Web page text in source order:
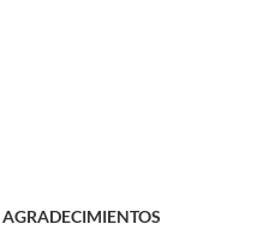
AGRADECIMIENTOS